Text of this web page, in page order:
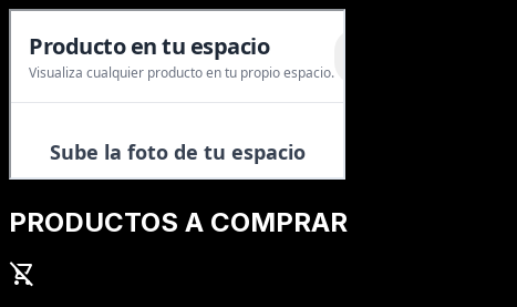
PRODUCTOS A COMPRAR
shopping_cart_off